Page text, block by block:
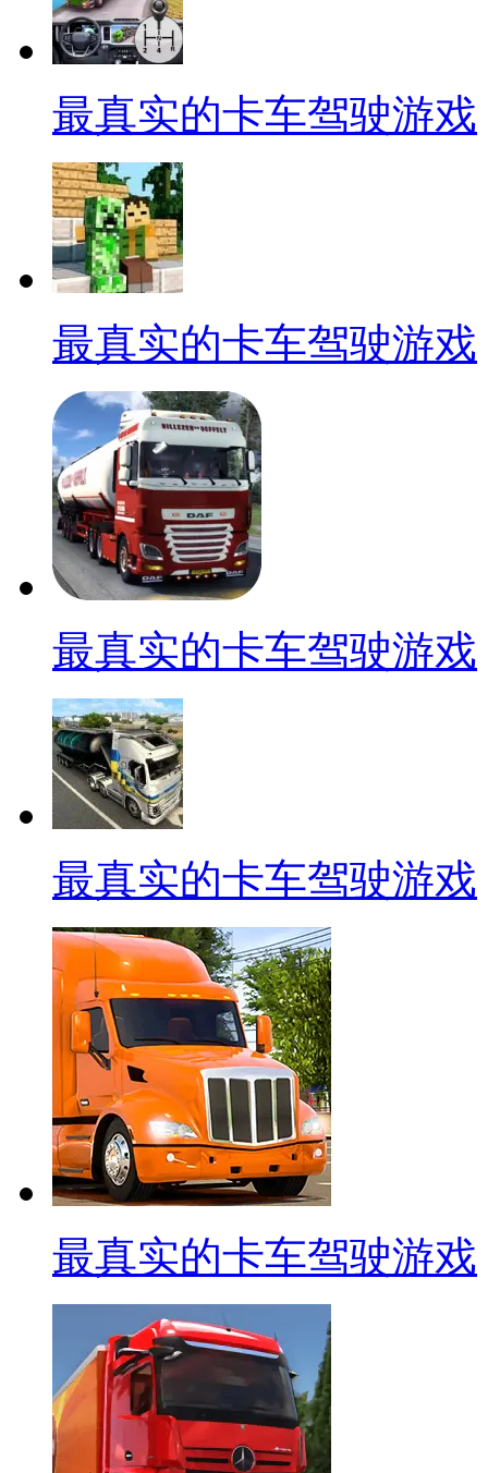
最真实的卡车驾驶游戏
最真实的卡车驾驶游戏
最真实的卡车驾驶游戏
最真实的卡车驾驶游戏
最真实的卡车驾驶游戏